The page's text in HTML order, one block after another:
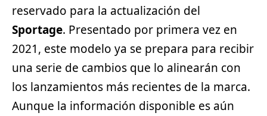
reservado para la actualización del
Sportage. Presentado por primera vez en
2021, este modelo ya se prepara para recibir
una serie de cambios que lo alinearán con
los lanzamientos más recientes de la marca.
Aunque la información disponible es aún